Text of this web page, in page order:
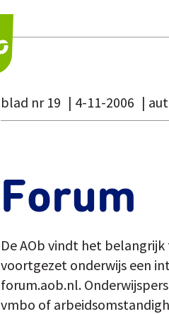
blad nr 19 4-11-2006
Forum
De AOb vindt het
voortgezet onderwijs een
forum.aob.nl.
vmbo of